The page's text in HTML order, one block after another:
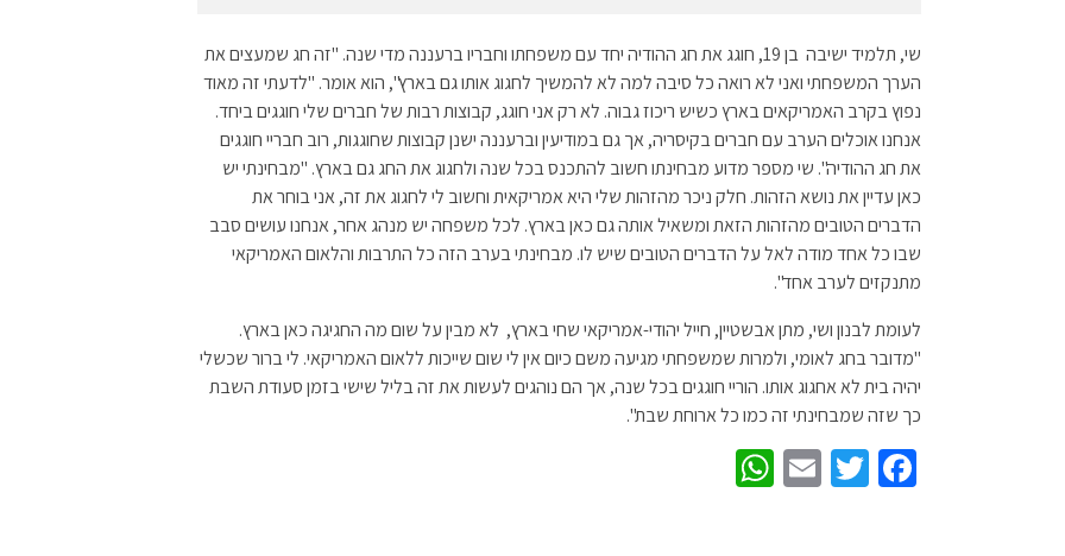
שי, תלמיד ישיבה בן 19, חוגג את חג ההודיה יחד עם משפחתו וחבריו ברעננה מדי שנה. "זה חג שמעצים את
הערך המשפחתי ואני לא רואה כל סיבה למה לא להמשיך לחגוג אותו גם בארץ", הוא אומר. "לדעתי זה מאוד
נפוץ בקרב האמריקאים בארץ כשיש ריכוז גבוה. לא רק אני חוגג, קבוצות רבות של חברים שלי חוגגים ביחד.
אנחנו אוכלים הערב עם חברים בקיסריה, אך גם במודיעין וברעננה ישנן קבוצות שחוגגות, רוב חבריי חוגגים
את חג ההודיה". שי מספר מדוע מבחינתו חשוב להתכנס בכל שנה ולחגוג את החג גם בארץ. "מבחינתי יש
כאן עדיין את נושא הזהות. חלק ניכר מהזהות שלי היא אמריקאית וחשוב לי לחגוג את זה, אני בוחר את
הדברים הטובים מהזהות הזאת ומשאיל אותה גם כאן בארץ. לכל משפחה יש מנהג אחר, אנחנו עושים סבב
שבו כל אחד מודה לאל על הדברים הטובים שיש לו. מבחינתי בערב הזה כל התרבות והלאום האמריקאי
מתנקזים לערב אחד".
לעומת לבנון ושי, מתן אבשטיין, חייל יהודי-אמריקאי שחי בארץ, לא מבין על שום מה החגיגה כאן בארץ.
"מדובר בחג לאומי, ולמרות שמשפחתי מגיעה משם כיום אין לי שום שייכות ללאום האמריקאי. לי ברור שכשלי
יהיה בית לא אחגוג אותו. הוריי חוגגים בכל שנה, אך הם נוהגים לעשות את זה בליל שישי בזמן סעודת השבת
כך שזה שמבחינתי זה כמו כל ארוחת שבת".
Fa
T
E
W